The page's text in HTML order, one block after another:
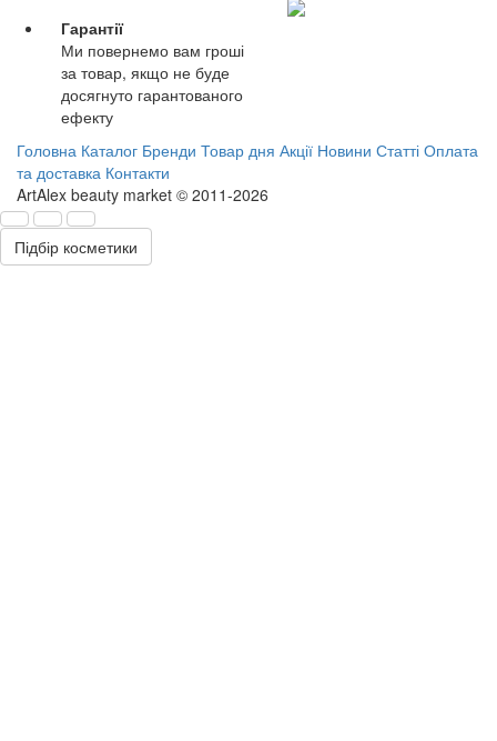
Гарантії
Ми повернемо вам гроші
за товар, якщо не буде
досягнуто гарантованого
ефекту
Головна Каталог Бренди Товар дня Акції Новини Статті Оплата
та доставка Контакти
ArtAlex beauty market © 2011-2026
Підбір косметики